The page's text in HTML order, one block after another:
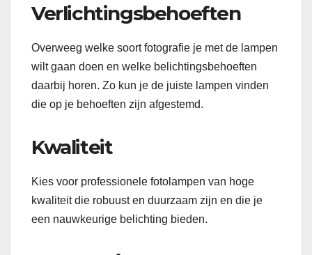
Verlichtingsbehoeften
Overweeg welke soort fotografie je met de lampen
wilt gaan doen en welke belichtingsbehoeften
daarbij horen. Zo kun je de juiste lampen vinden
die op je behoeften zijn afgestemd.
Kwaliteit
Kies voor professionele fotolampen van hoge
kwaliteit die robuust en duurzaam zijn en die je
een nauwkeurige belichting bieden.